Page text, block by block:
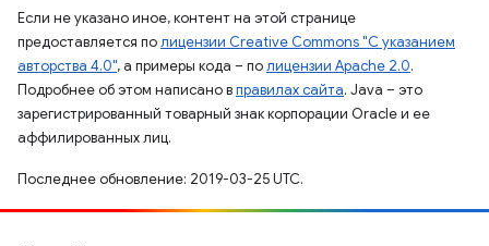
Если не указано иное, контент на этой странице
предоставляется полицензии Creative Commons "С указанием
авторства 4.0", а примеры кода – полицензии Apache 2.0.
Подробнее об этом написано вправилах сайта. Java – это
зарегистрированный товарный знак корпорации Oracle и ее
аффилированных лиц.
Последнее обновление: 2019-03-25 UTC.